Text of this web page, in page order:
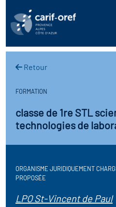
formation
en région
en santé et sécurité au
Partenariale de la
Régional d’Observation
votre offre de
Retour
FORMATION
classe de 1re STL
technologies de
ORGANISME JURIDIQUEMENT
PROPOSÉE
LPO St-Vincent de Paul